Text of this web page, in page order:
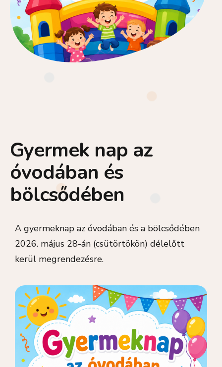
Gyermek nap az
óvodában és
bölcsődében
A gyermeknap az óvodában és a bölcsődében
2026. május 28-án (csütörtökön) délelőtt
kerül megrendezésre.